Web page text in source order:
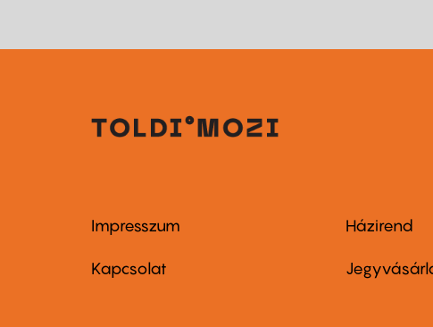
Footer
menu
Impresszum
Kapcsolat
Footer
menu
Házirend